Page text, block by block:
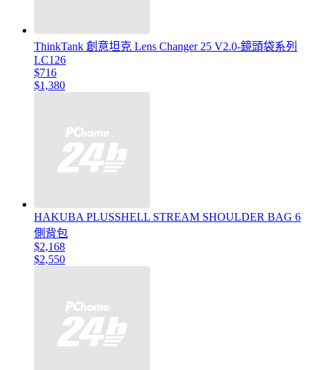
ThinkTank 創意坦克 Lens Changer 25 V2.0-鏡頭袋系列
LC126
$716
$1,380
HAKUBA PLUSSHELL STREAM SHOULDER BAG 6
側背包
$2,168
$2,550